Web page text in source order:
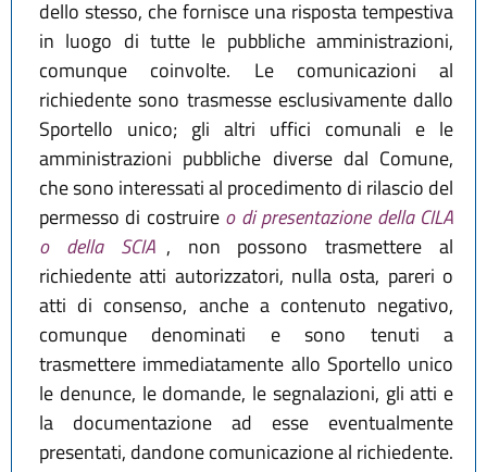
dello stesso, che fornisce una risposta tempestiva
in luogo di tutte le pubbliche amministrazioni,
comunque coinvolte. Le comunicazioni al
richiedente sono trasmesse esclusivamente dallo
Sportello unico; gli altri uffici comunali e le
amministrazioni pubbliche diverse dal Comune,
che sono interessati al procedimento di rilascio del
permesso di costruire o di presentazione della CILA
o della SCIA , non possono trasmettere al
richiedente atti autorizzatori, nulla osta, pareri o
atti di consenso, anche a contenuto negativo,
comunque denominati e sono tenuti a
trasmettere immediatamente allo Sportello unico
le denunce, le domande, le segnalazioni, gli atti e
la documentazione ad esse eventualmente
presentati, dandone comunicazione al richiedente.